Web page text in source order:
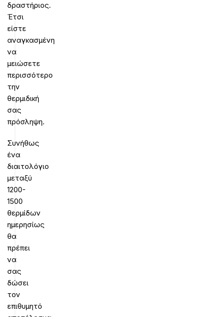
δραστήριος.
Έτσι
είστε
αναγκασμένη
να
μειώσετε
περισσότερο
την
θερμιδική
σας
πρόσληψη.
Συνήθως
ένα
διαιτολόγιο
μεταξύ
1200-
1500
θερμίδων
ημερησίως
θα
πρέπει
να
σας
δώσει
τον
επιθυμητό